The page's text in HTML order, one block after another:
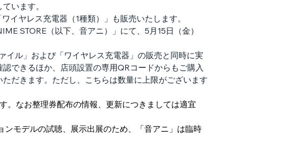
しています。
イヤレス充電器（1種類）」も販売いたします。
STORE（以下、音アニ）」にて、5月15日（金）
イル」および「ワイヤレス充電器」の販売と同時に実
できるほか、店頭設置の専用QRコードからもご購入
だきます。ただし、こちらは数量に上限がございます
。なお整理券配布の情報、更新につきましては適宜
モデルの試聴、展示出展のため、「音アニ」は臨時